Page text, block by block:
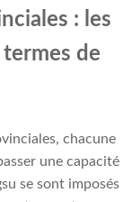
: les
de
chacune
une capacité
se sont imposés